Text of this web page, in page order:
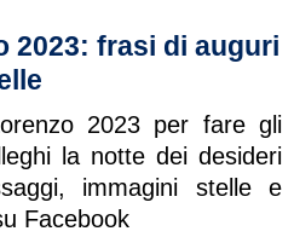
2023: frasi di auguri
2023 per fare gli
la notte dei desideri
immagini stelle e
Facebook